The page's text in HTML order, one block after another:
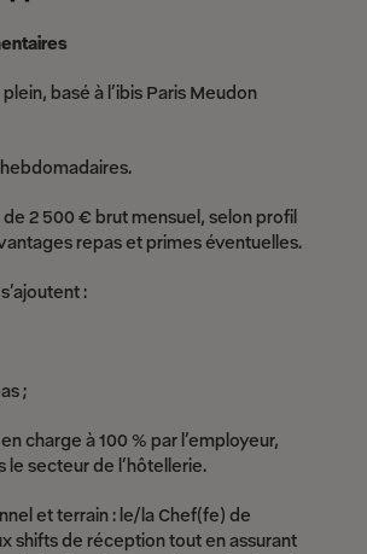
basé à l’ibis Paris Meudon
2 500 € brut mensuel, selon profil
repas et primes éventuelles.
:
;
charge à 100 % par l’employeur,
le secteur de l’hôtellerie.
et terrain : le/la Chef(fe) de
shifts de réception tout en assurant